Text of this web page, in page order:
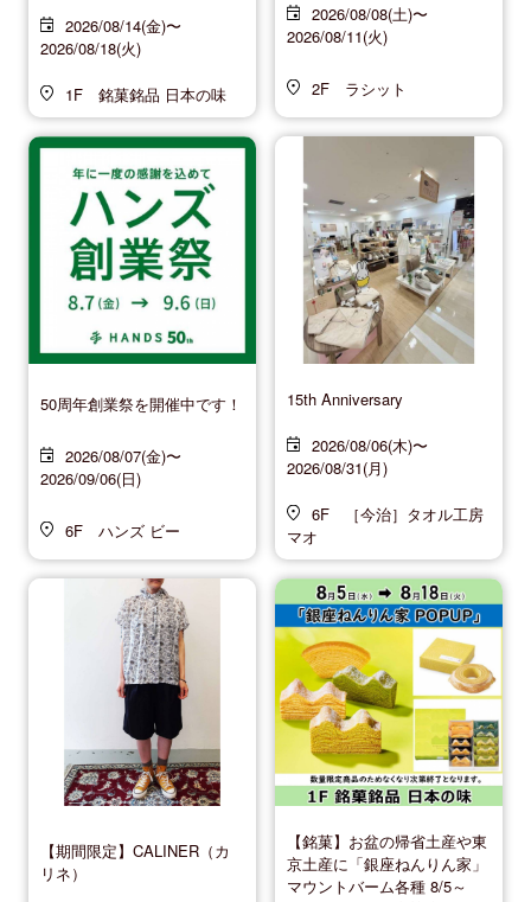
2026/08/14(金)〜
2026/08/18(火)
1F 銘菓銘品 日本の味
2026/08/08(土)〜
2026/08/11(火)
2F ラシット
50周年創業祭を開催中です！
2026/08/07(金)〜
2026/09/06(日)
6F ハンズ ビー
15th Anniversary
2026/08/06(木)〜
2026/08/31(月)
6F ［今治］タオル工房
マオ
【期間限定】CALINER（カ
リネ）
【銘菓】お盆の帰省土産や東
京土産に「銀座ねんりん家」
マウントバーム各種 8/5～